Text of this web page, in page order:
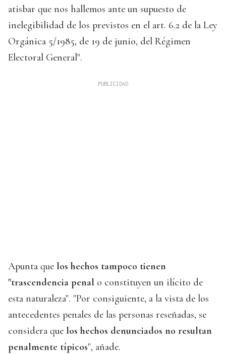
atisbar que nos hallemos ante un supuesto de
inelegibilidad de los previstos en el art. 6.2 de la Ley
Orgánica 5/1985, de 19 de junio, del Régimen
Electoral General".
Apunta que los hechos tampoco tienen
"trascendencia penal o constituyen un ilícito de
esta naturaleza". "Por consiguiente, a la vista de los
antecedentes penales de las personas reseñadas, se
considera que los hechos denunciados no resultan
penalmente típicos", añade.